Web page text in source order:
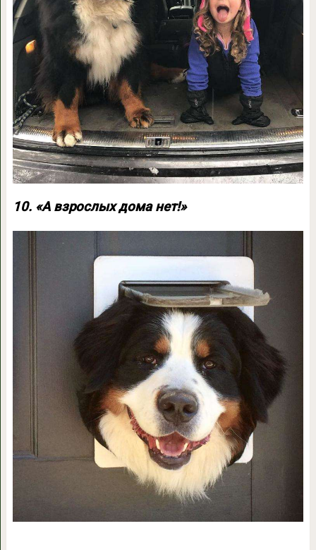
10. «А взрослых дома нет!»